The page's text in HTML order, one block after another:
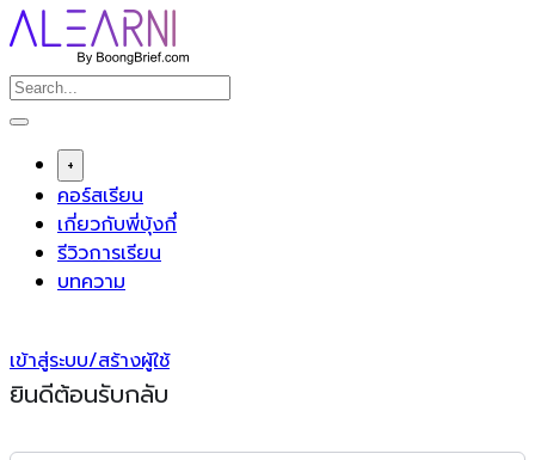
Skip
to
content
+
คอร์สเรียน
เกี่ยวกับพี่บุ้งกี๋
รีวิวการเรียน
บทความ
เข้าสู่ระบบ/สร้างผู้ใช้
ยินดีต้อนรับกลับ